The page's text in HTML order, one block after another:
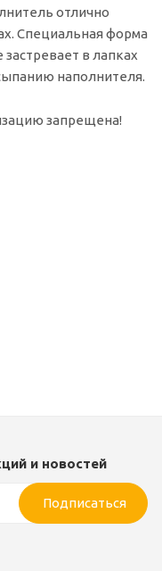
отлично
Специальная форма
в лапках
наполнителя.
запрещена!
и новостей
Подписаться